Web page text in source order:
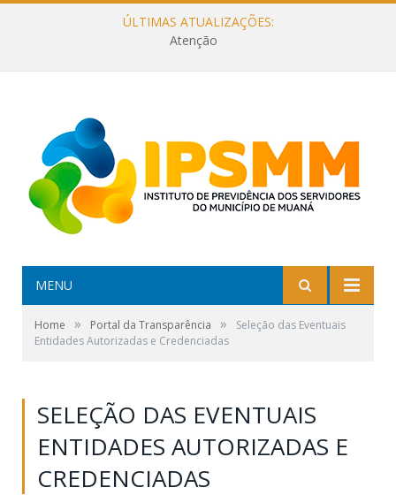
ÚLTIMAS ATUALIZAÇÕES:
Atenção
MENU
Home » Portal da Transparência »
Seleção das Eventuais
Entidades Autorizadas e Credenciadas
SELEÇÃO DAS EVENTUAIS
ENTIDADES AUTORIZADAS E
CREDENCIADAS